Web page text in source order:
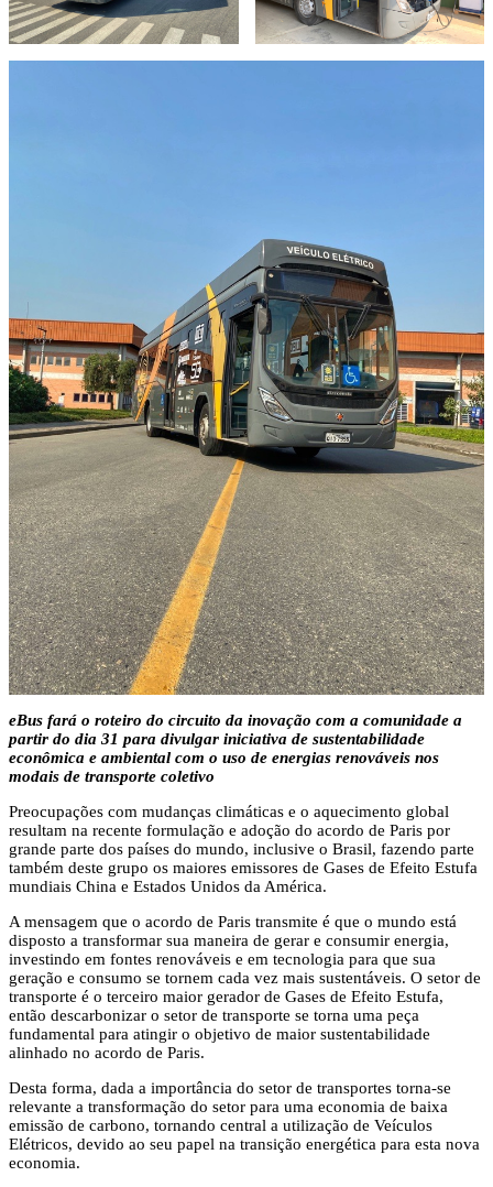
eBus fará o roteiro do circuito da inovação com a comunidade a
partir do dia 31 para divulgar iniciativa de sustentabilidade
econômica e ambiental com o uso de energias renováveis nos
modais de transporte coletivo
Preocupações com mudanças climáticas e o aquecimento global
resultam na recente formulação e adoção do acordo de Paris por
grande parte dos países do mundo, inclusive o Brasil, fazendo parte
também deste grupo os maiores emissores de Gases de Efeito Estufa
mundiais China e Estados Unidos da América.
A mensagem que o acordo de Paris transmite é que o mundo está
disposto a transformar sua maneira de gerar e consumir energia,
investindo em fontes renováveis e em tecnologia para que sua
geração e consumo se tornem cada vez mais sustentáveis. O setor de
transporte é o terceiro maior gerador de Gases de Efeito Estufa,
então descarbonizar o setor de transporte se torna uma peça
fundamental para atingir o objetivo de maior sustentabilidade
alinhado no acordo de Paris.
Desta forma, dada a importância do setor de transportes torna-se
relevante a transformação do setor para uma economia de baixa
emissão de carbono, tornando central a utilização de Veículos
Elétricos, devido ao seu papel na transição energética para esta nova
economia.